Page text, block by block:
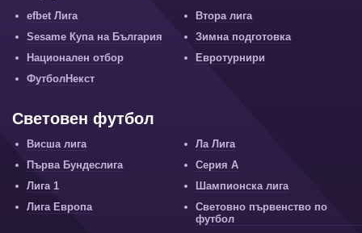
efbet Лига
Втора лига
Sesame Купа на България
Зимна подготовка
Национален отбор
Евротурнири
ФутболНекст
Световен футбол
Висша лига
Ла Лига
Първа Бундеслига
Серия А
Лига 1
Шампионска лига
Лига Европа
Световно първенство по
футбол